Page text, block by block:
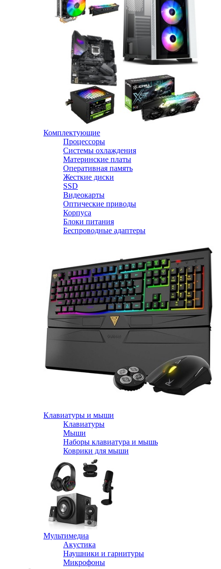
Комплектующие
Процессоры
Системы охлаждения
Материнские платы
Оперативная память
Жесткие диски
SSD
Видеокарты
Оптические приводы
Корпуса
Блоки питания
Беспроводные адаптеры
Клавиатуры и мыши
Клавиатуры
Мыши
Наборы клавиатура и мышь
Коврики для мыши
Мультимедиа
Акустика
Наушники и гарнитуры
Микрофоны